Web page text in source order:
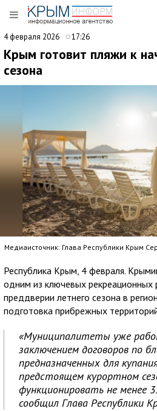
4 февраля 2026 17:26
Крым готовит пляжи к
сезона
Медиаисточник: Глава Республики Крым
Республика Крым, 4 февраля.
одним из ключевых рекреационных
преддверии летнего сезона в
подготовка прибрежных
«Муниципалитеты уже
заключением договоров по
предназначенных для
предстоящем курортном
функционировать не менее
сообщил Глава Республики